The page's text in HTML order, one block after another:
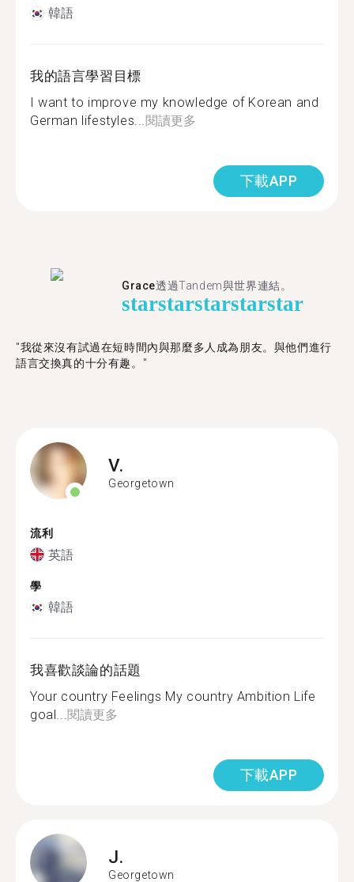
韓語
我的語言學習目標
I want to improve my knowledge of Korean and
German lifestyles...閱讀更多
下載APP
Grace透過Tandem與世界連結。
starstarstarstarstar
"我從來沒有試過在短時間內與那麼多人成為朋友。與他們進行
語言交換真的十分有趣。"
V.
Georgetown
流利
英語
學
韓語
我喜歡談論的話題
Your country Feelings My country Ambition Life
goal...閱讀更多
下載APP
J.
Georgetown